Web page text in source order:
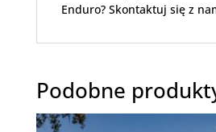
Enduro? Skontaktuj się z
Podobne